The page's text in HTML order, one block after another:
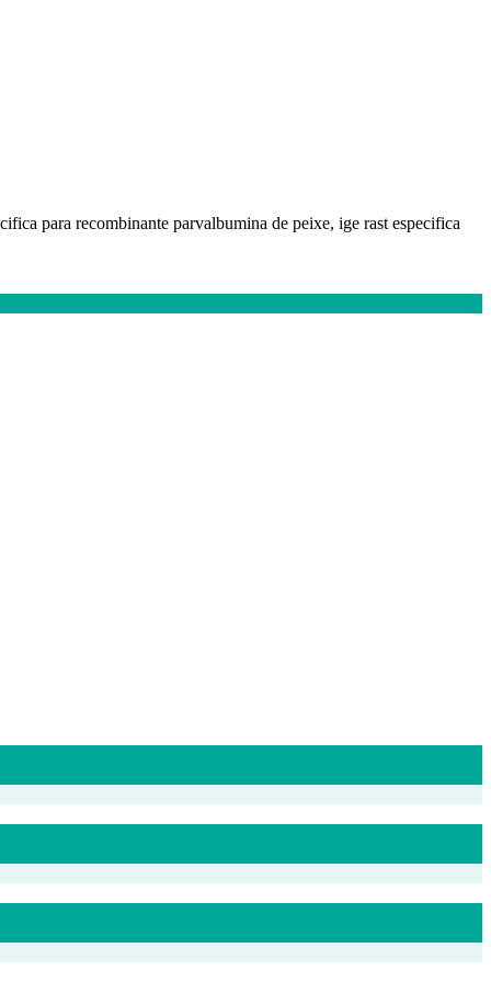
para recombinante parvalbumina de peixe, ige rast especifica